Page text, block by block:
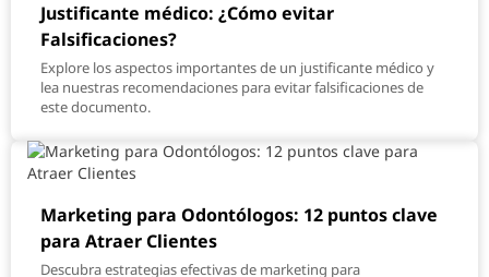
Justificante médico: ¿Cómo evitar
Falsificaciones?
Explore los aspectos importantes de un justificante médico y
lea nuestras recomendaciones para evitar falsificaciones de
este documento.
Marketing para Odontólogos: 12 puntos clave
para Atraer Clientes
Descubra estrategias efectivas de marketing para